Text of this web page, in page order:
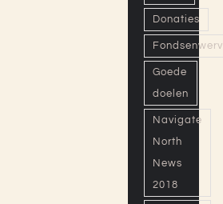
Donaties
Goede
doelen
Navigate
North
News
2018